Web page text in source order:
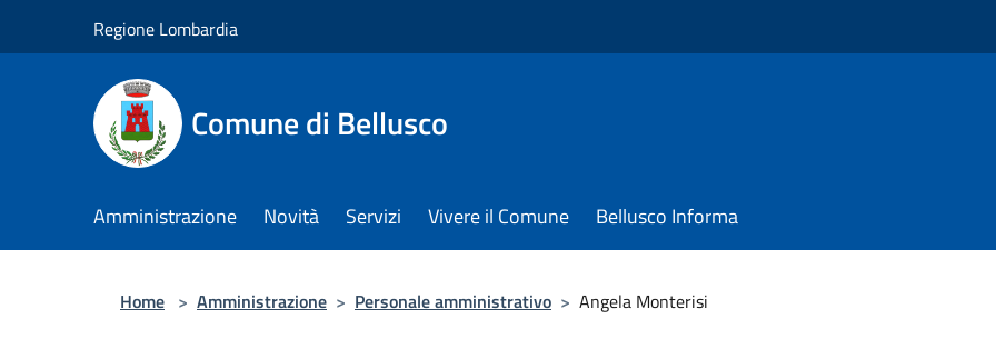
Regione Lombardia
Comune di Bellusco
Amministrazione Novità Servizi Vivere il Comune Bellusco Informa
Home > Amministrazione > Personale amministrativo > Angela Monterisi